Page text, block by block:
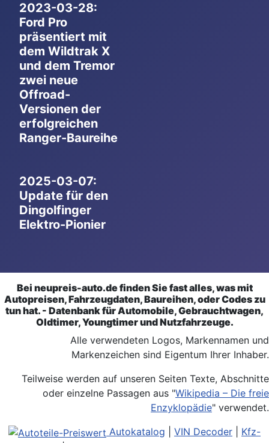
2023-03-28:
Ford Pro
präsentiert mit
dem Wildtrak X
und dem Tremor
zwei neue
Offroad-
Versionen der
erfolgreichen
Ranger-Baureihe
2025-03-07:
Update für den
Dingolfinger
Elektro-Pionier
Bei neupreis-auto.de finden Sie fast alles, was mit
Autopreisen, Fahrzeugdaten, Baureihen, oder Codes zu
tun hat. - Datenbank für Automobile, Gebrauchtwagen,
Oldtimer, Youngtimer und Nutzfahrzeuge.
Alle verwendeten Logos, Markennamen und
Markenzeichen sind Eigentum Ihrer Inhaber.
Teilweise werden auf unseren Seiten Texte, Abschnitte
oder einzelne Passagen aus "Wikipedia – Die freie
Enzyklopädie" verwendet.
Autokatalog
VIN Decoder
Kfz-